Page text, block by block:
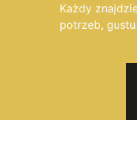
Każdy
potrzeb,